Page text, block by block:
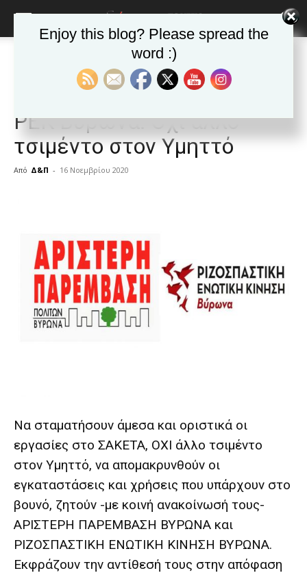
Ανακοινώσεις - Δελτία τύπου
Ανακοινώσεις - Δελτία τύπου Δημοφιλή άρθρα
Αριστερή Παρέμβαση και
ΡΕΚ Βύρωνα: Όχι άλλο
τσιμέντο στον Υμηττό
Από Δ&Π - 16 Νοεμβρίου 2020
show.desi
lyons
teaches
hd
Να σταματήσουν άμεσα και οριστικά οι
εργασίες στο ΣΑΚΕΤΑ, ΟΧΙ άλλο τσιμέντο
στον Υμηττό, να απομακρυνθούν οι
εγκαταστάσεις και χρήσεις που υπάρχουν στο
βουνό, ζητούν -με κοινή ανακοίνωσή τους-
ΑΡΙΣΤΕΡΗ ΠΑΡΕΜΒΑΣΗ ΒΥΡΩΝΑ και
ΡΙΖΟΣΠΑΣΤΙΚΗ ΕΝΩΤΙΚΗ ΚΙΝΗΣΗ ΒΥΡΩΝΑ.
Εκφράζουν την αντίθεσή τους στην απόφαση
Enjoy this blog? Please spread the
word :)